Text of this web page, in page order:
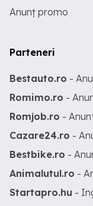
Anunț promo
Parteneri
Bestauto.ro -
Romimo.ro -
Romjob.ro -
Cazare24.ro -
Bestbike.ro -
Animalutul.ro -
Startapro.hu -